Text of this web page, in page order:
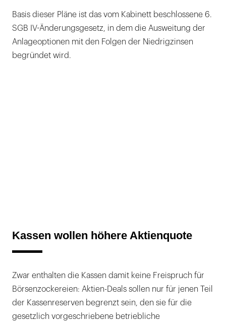
Basis dieser Pläne ist das vom Kabinett beschlossene 6.
SGB IV-Änderungsgesetz, in dem die Ausweitung der
Anlageoptionen mit den Folgen der Niedrigzinsen
begründet wird.
Kassen wollen höhere Aktienquote
Zwar enthalten die Kassen damit keine Freispruch für
Börsenzockereien: Aktien-Deals sollen nur für jenen Teil
der Kassenreserven begrenzt sein, den sie für die
gesetzlich vorgeschriebene betriebliche